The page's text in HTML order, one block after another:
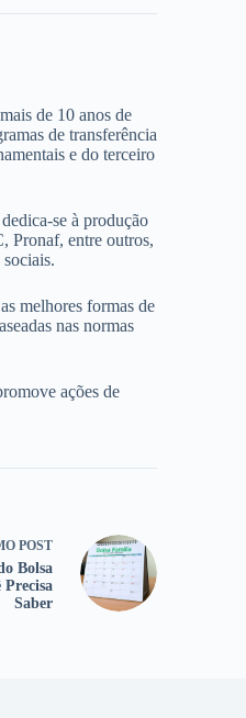
de 10 anos de
de transferência
e do terceiro
se à produção
Pronaf, entre outros,
melhores formas de
nas normas
ações de
POST
Bolsa
Precisa
Saber